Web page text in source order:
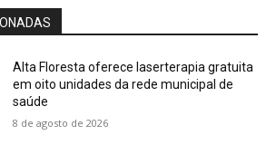
Alta Floresta oferece laserterapia gratuita
em oito unidades da rede municipal de
saúde
8 de agosto de 2026